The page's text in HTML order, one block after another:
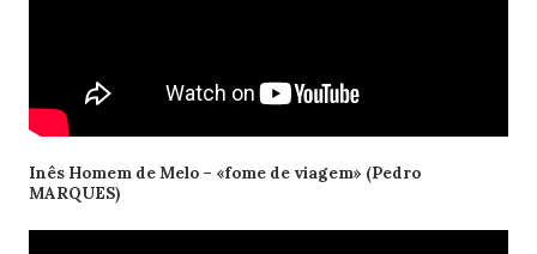
Inês Homem de Melo – «fome de viagem» (Pedro
MARQUES)